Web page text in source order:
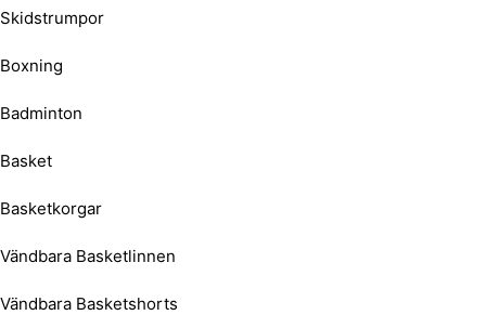
Skidstrumpor
Boxning
Badminton
Basket
Basketkorgar
Vändbara Basketlinnen
Vändbara Basketshorts